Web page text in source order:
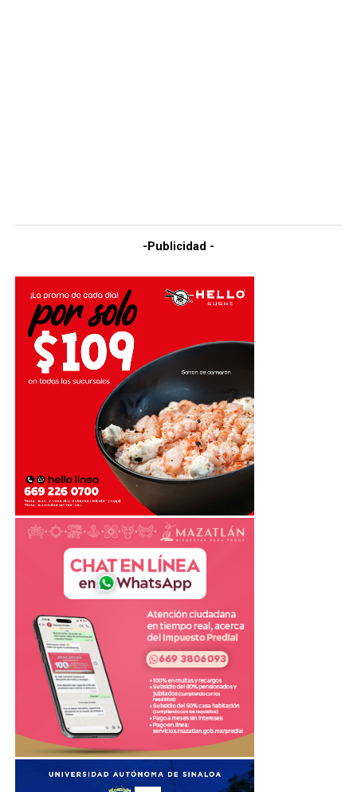
-Publicidad -